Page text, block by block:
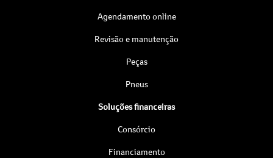
Agendamento online
Revisão e manutenção
Peças
Pneus
Soluções financeiras
Consórcio
Financiamento